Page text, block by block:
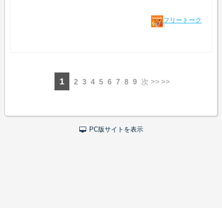
フリートーク
1 2 3 4 5 6 7 8 9 次 >>
PC版サイトを表示